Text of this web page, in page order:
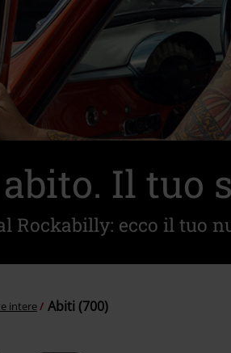
Il tuo
Rockabilly: ecco il tuo
intere Abiti (700)